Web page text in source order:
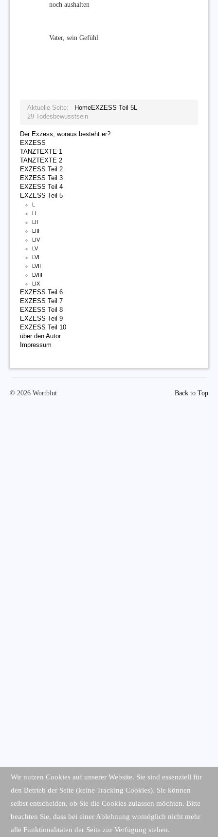
noch aushalten
Vater, sein Gefühl
Aktuelle Seite: HomeEXZESS Teil 5L
29 Todesbewusstsein
Der Exzess, woraus besteht er?
EXZESS
TANZTEXTE 1
TANZTEXTE 2
EXZESS Teil 2
EXZESS Teil 3
EXZESS Teil 4
EXZESS Teil 5
L
LI
LII
LIII
LIV
LV
LVI
LVII
LVIII
LIX
EXZESS Teil 6
EXZESS Teil 7
EXZESS Teil 8
EXZESS Teil 9
EXZESS Teil 10
über den Autor
Impressum
Back to Top
© 2026 Wortblut
Wir nutzen Cookies auf unserer Website. Sie sind essenziell für
den Betrieb der Seite (keine Tracking Cookies). Sie können
selbst entscheiden, ob Sie die Cookies zulassen möchten. Bitte
beachten Sie, dass bei einer Ablehnung womöglich nicht mehr
alle Funktionalitäten der Seite zur Verfügung stehen.